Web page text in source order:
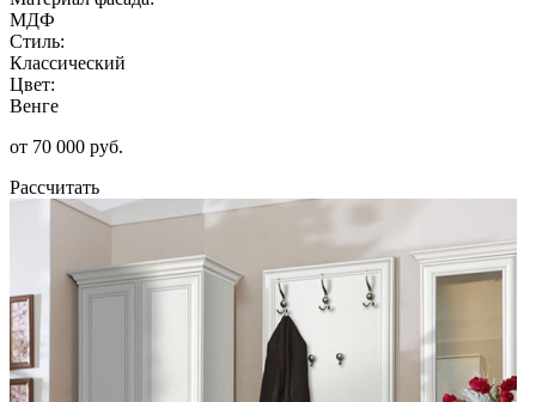
МДФ
Стиль:
Классический
Цвет:
Венге
от 70 000 руб.
Рассчитать